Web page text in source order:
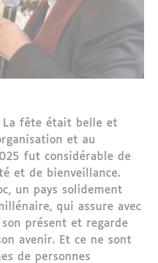
La fête était belle et
et au
fut considérable de
et de bienveillance.
un pays solidement
qui assure avec
présent et regarde
avenir. Et ce ne sont
de personnes